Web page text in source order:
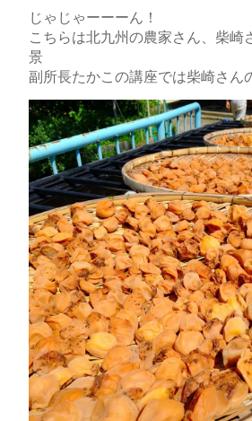
じゃじゃーーーん！
こちらは北九州の農家さん、柴崎
景
副所長たかこの講座では柴崎さん